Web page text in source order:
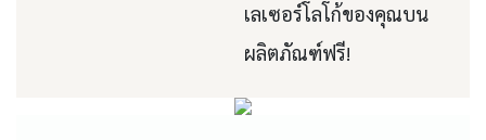
เลเซอร์โลโก้ของคุณบน
ผลิตภัณฑ์ฟรี!